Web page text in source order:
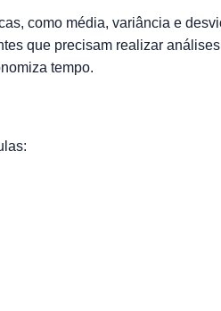
como média, variância e
que precisam realizar
tempo.